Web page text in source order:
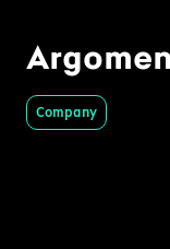
Company